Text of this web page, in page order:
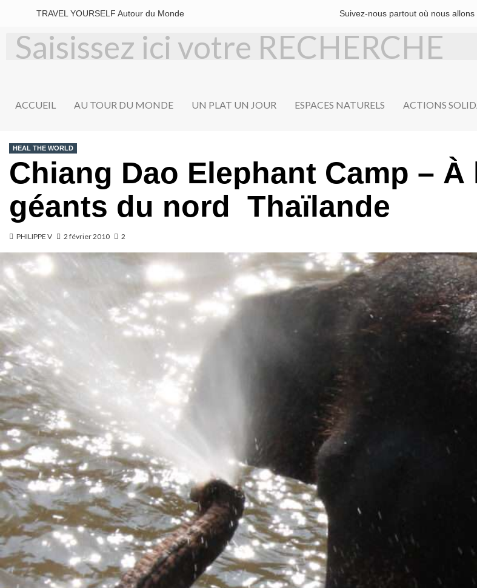
TRAVEL YOURSELF Autour du Monde Suivez-nous partout où nous allons
ACCUEIL AU TOUR DU MONDE UN PLAT UN JOUR ESPACES NATURELS ACTIONS
HEAL THE WORLD
Chiang Dao Elephant Camp –
géants du nord Thaïlande
PHILIPPE V 2 février 2010 2